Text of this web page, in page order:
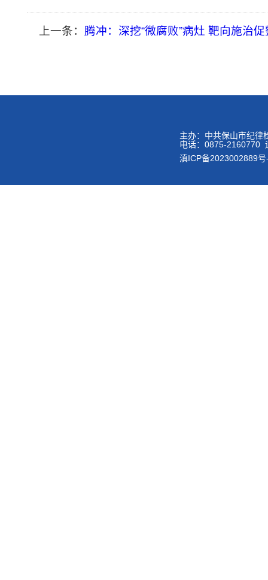
上一条： 腾冲：深挖“微腐败”病灶 靶向施治
主办：中共保山市纪
电话：0875-2160770
滇ICP备2023002889号